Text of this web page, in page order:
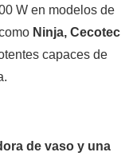
W en modelos de
Ninja, Cecotec
capaces de
de vaso y una